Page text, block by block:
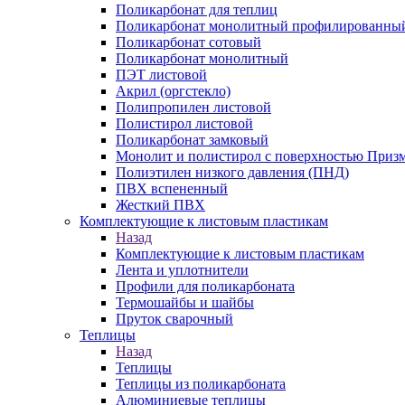
Поликарбонат для теплиц
Поликарбонат монолитный
Поликарбонат сотовый
Поликарбонат монолитный
ПЭТ листовой
Акрил (оргстекло)
Полипропилен листовой
Полистирол листовой
Поликарбонат замковый
Монолит и полистирол с поверхностью
Полиэтилен низкого давления (ПНД)
ПВХ вспененный
Жесткий ПВХ
Комплектующие к листовым пластикам
Назад
Комплектующие к листовым пластикам
Лента и уплотнители
Профили для поликарбоната
Термошайбы и шайбы
Пруток сварочный
Теплицы
Назад
Теплицы
Теплицы из поликарбоната
Алюминиевые теплицы